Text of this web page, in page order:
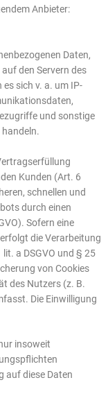
Anbieter:
Daten,
den Servern des
sich v. a. um IP-
und sonstige
handeln.
Kunden (Art. 6
schnellen und
durch einen
Sofern eine
die Verarbeitung
a DSGVO und § 25
von Cookies
des Nutzers (z. B.
Die Einwilligung
insoweit
auf diese Daten